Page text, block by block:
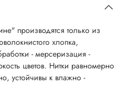
производятся только из
хлопка,
- мерсеризация -
цветов. Нитки равномерно
устойчивы к влажно -